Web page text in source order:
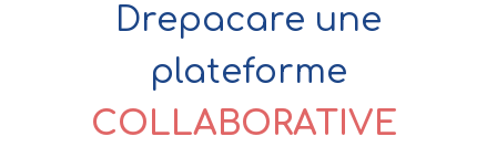
Drepacare une
plateforme
COLLABORATIVE